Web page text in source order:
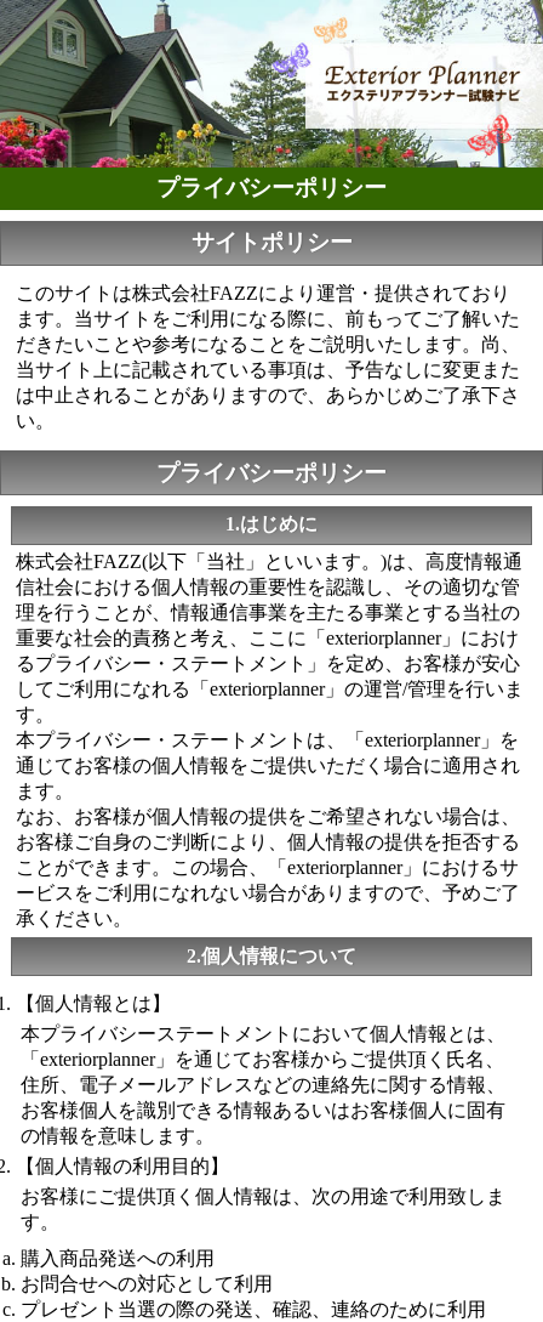
プライバシーポリシー
サイトポリシー
このサイトは株式会社FAZZにより運営・提供されており
ます。当サイトをご利用になる際に、前もってご了解いた
だきたいことや参考になることをご説明いたします。尚、
当サイト上に記載されている事項は、予告なしに変更また
は中止されることがありますので、あらかじめご了承下さ
い。
プライバシーポリシー
1.はじめに
株式会社FAZZ(以下「当社」といいます。)は、高度情報通
信社会における個人情報の重要性を認識し、その適切な管
理を行うことが、情報通信事業を主たる事業とする当社の
重要な社会的責務と考え、ここに「exteriorplanner」におけ
るプライバシー・ステートメント」を定め、お客様が安心
してご利用になれる「exteriorplanner」の運営/管理を行いま
す。
本プライバシー・ステートメントは、「exteriorplanner」を
通じてお客様の個人情報をご提供いただく場合に適用され
ます。
なお、お客様が個人情報の提供をご希望されない場合は、
お客様ご自身のご判断により、個人情報の提供を拒否する
ことができます。この場合、「exteriorplanner」におけるサ
ービスをご利用になれない場合がありますので、予めご了
承ください。
2.個人情報について
【個人情報とは】
本プライバシーステートメントにおいて個人情報とは、
「exteriorplanner」を通じてお客様からご提供頂く氏名、
住所、電子メールアドレスなどの連絡先に関する情報、
お客様個人を識別できる情報あるいはお客様個人に固有
の情報を意味します。
【個人情報の利用目的】
お客様にご提供頂く個人情報は、次の用途で利用致しま
す。
購入商品発送への利用
お問合せへの対応として利用
プレゼント当選の際の発送、確認、連絡のために利用